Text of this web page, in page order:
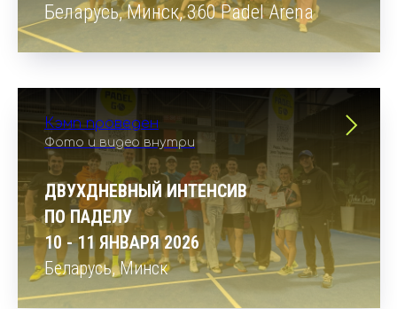
Беларусь, Минск, 360 Padel Arena
Кэмп проведен
Фото и видео внутри
ДВУХДНЕВНЫЙ ИНТЕНСИВ
ПО ПАДЕЛУ
10 - 11 ЯНВАРЯ 2026
Беларусь, Минск